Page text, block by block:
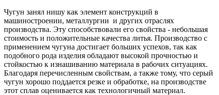
Чугун занял нишу как элемент конструкций в
машиностроении, металлургии и других отраслях
производства. Эту способствовали его свойства - небольшая
стоимость и положительные качества литья. Производство с
применением чугуна достигает больших успехов, так как
подобного рода изделия обладают высокой прочностью и
стойкостью к изнашиванию материала в рабочих ситуациях.
Благодаря перечисленным свойствам, а также тому, что серый
чугун хорошо поддается резке и обработке, на производстве
этот сплав оценивается как технологичный материал.